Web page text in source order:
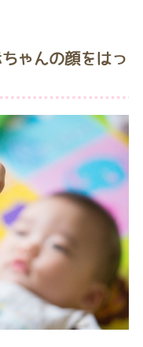
ゃんの顔をはっ